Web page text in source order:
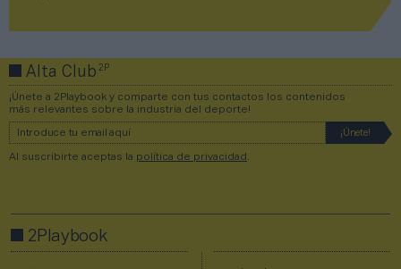
Alta Club2P
¡Únete a 2Playbook y comparte con tus contactos los contenidos
más relevantes sobre la industria del deporte!
Al suscribirte aceptas la política de privacidad
2Playbook